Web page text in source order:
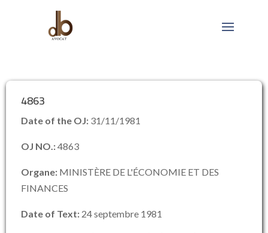
4863
Date of the OJ: 31/11/1981
OJ NO.:4863
Organe: MINISTÈRE DE L'ÉCONOMIE ET DES
FINANCES
Date of Text: 24 septembre 1981